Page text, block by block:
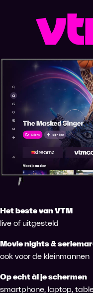
Het beste van VTM
live of uitgesteld
Movie nights &
ook voor de kleinmannen
Op echt àl je schermen
smartphone, laptop,